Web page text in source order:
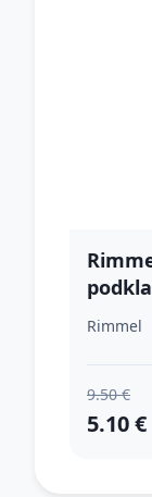
002 30
Rimmel
9.50 €
5.10 €